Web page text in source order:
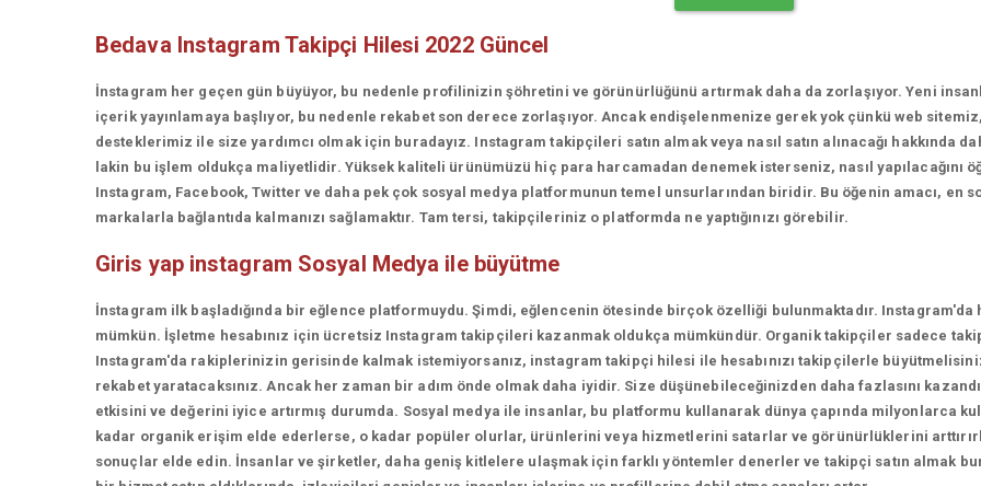
Bedava Instagram Takipçi Hilesi 2022 Güncel
İnstagram her geçen gün büyüyor, bu nedenle profilinizin şöhretini ve görünürlüğünü artırmak daha da zorlaşıyor. Yeni
içerik yayınlamaya başlıyor, bu nedenle rekabet son derece zorlaşıyor. Ancak endişelenmenize gerek yok çünkü web
desteklerimiz ile size yardımcı olmak için buradayız. Instagram takipçileri satın almak veya nasıl satın alınacağı hakkında
lakin bu işlem oldukça maliyetlidir. Yüksek kaliteli ürünümüzü hiç para harcamadan denemek isterseniz, nasıl yapılacağını
Instagram, Facebook, Twitter ve daha pek çok sosyal medya platformunun temel unsurlarından biridir. Bu öğenin amacı,
markalarla bağlantıda kalmanızı sağlamaktır. Tam tersi, takipçileriniz o platformda ne yaptığınızı görebilir.
Giris yap instagram Sosyal Medya ile büyütme
İnstagram ilk başladığında bir eğlence platformuydu. Şimdi, eğlencenin ötesinde birçok özelliği bulunmaktadır. Instagram'da
mümkün. İşletme hesabınız için ücretsiz Instagram takipçileri kazanmak oldukça mümkündür. Organik takipçiler sadece
Instagram'da rakiplerinizin gerisinde kalmak istemiyorsanız, instagram takipçi hilesi ile hesabınızı takipçilerle
rekabet yaratacaksınız. Ancak her zaman bir adım önde olmak daha iyidir. Size düşünebileceğinizden daha fazlasını
etkisini ve değerini iyice artırmış durumda. Sosyal medya ile insanlar, bu platformu kullanarak dünya çapında milyonlarca
kadar organik erişim elde ederlerse, o kadar popüler olurlar, ürünlerini veya hizmetlerini satarlar ve görünürlüklerini
sonuçlar elde edin. İnsanlar ve şirketler, daha geniş kitlelere ulaşmak için farklı yöntemler denerler ve takipçi satın almak